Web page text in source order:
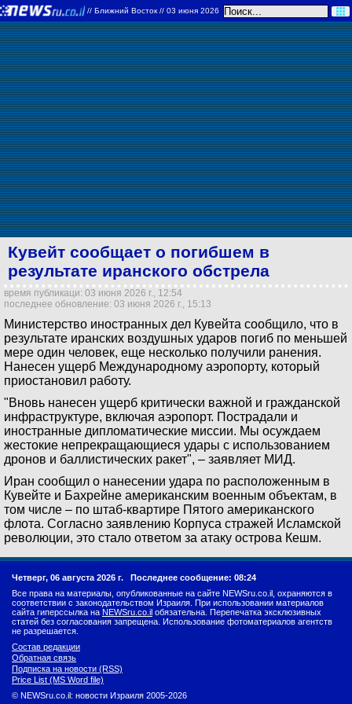
// Ближний Восток // 03 июня 2026
Кувейт сообщает о погибшем в
результате иранского обстрела
время публикаци: 03 июня 2026 г., 12:54
последнее обновление: 03 июня 2026 г., 15:13
Министерство иностранных дел Кувейта сообщило, что в
результате иранских воздушных ударов погиб по меньшей
мере один человек, еще несколько получили ранения.
Нанесен ущерб Международному аэропорту, который
приостановил работу.
"Вновь нанесен ущерб критически важной и гражданской
инфраструктуре, включая аэропорт. Пострадали и
иностранные дипломатические миссии. Мы осуждаем
жестокие непрекращающиеся удары с использованием
дронов и баллистических ракет", – заявляет МИД.
Иран сообщил о нанесении удара по расположенным в
Кувейте и Бахрейне американским военным объектам, в
том числе – по штаб-квартире Пятого американского
флота. Согласно заявлению Корпуса стражей Исламской
революции, это стало ответом за атаку острова Кешм.
Четверг, 06 августа 2026 г. Последнее сообщение: 08:24
Все права на материалы, опубликованные на сайте NEWSru.co.il, охраняются в
соответствии с законодательством Израиля. При использовании материалов
сайта гиперссылка на NEWSru.co.il обязательна. Перепечатка эксклюзивных
статей без согласования запрещена. Использование фотоматериалов агентств
не разрешается.
Состав редакции
Обратная связь
Подписка на новости (RSS)
Price List (MS Word file)
© NEWSru.co.il: новости Израиля 2005-2026